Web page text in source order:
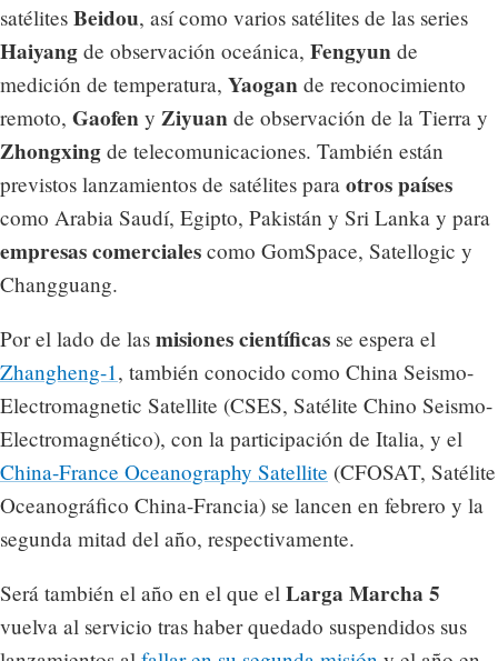
satélites Beidou, así como varios satélites de las series
Haiyang de observación oceánica, Fengyun de
medición de temperatura, Yaogan de reconocimiento
remoto, Gaofen y Ziyuan de observación de la Tierra y
Zhongxing de telecomunicaciones. También están
previstos lanzamientos de satélites para otros países
como Arabia Saudí, Egipto, Pakistán y Sri Lanka y para
empresas comerciales como GomSpace, Satellogic y
Changguang.
Por el lado de las misiones científicas se espera el
Zhangheng-1, también conocido como China Seismo-
Electromagnetic Satellite (CSES, Satélite Chino Seismo-
Electromagnético), con la participación de Italia, y el
China-France Oceanography Satellite (CFOSAT, Satélite
Oceanográfico China-Francia) se lancen en febrero y la
segunda mitad del año, respectivamente.
Será también el año en el que el Larga Marcha 5
vuelva al servicio tras haber quedado suspendidos sus